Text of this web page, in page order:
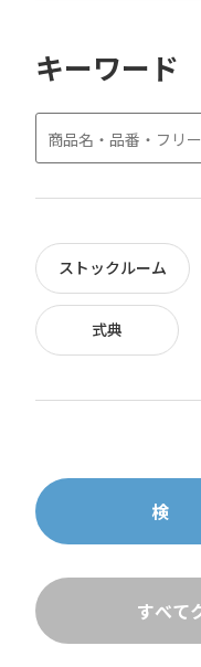
キーワード
ストックルーム
式典